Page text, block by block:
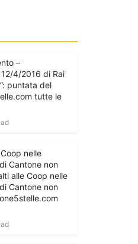
–
12/4/2016 di Rai
puntata del
tutte le
nelle
Cantone non
alle Coop nelle
Cantone non